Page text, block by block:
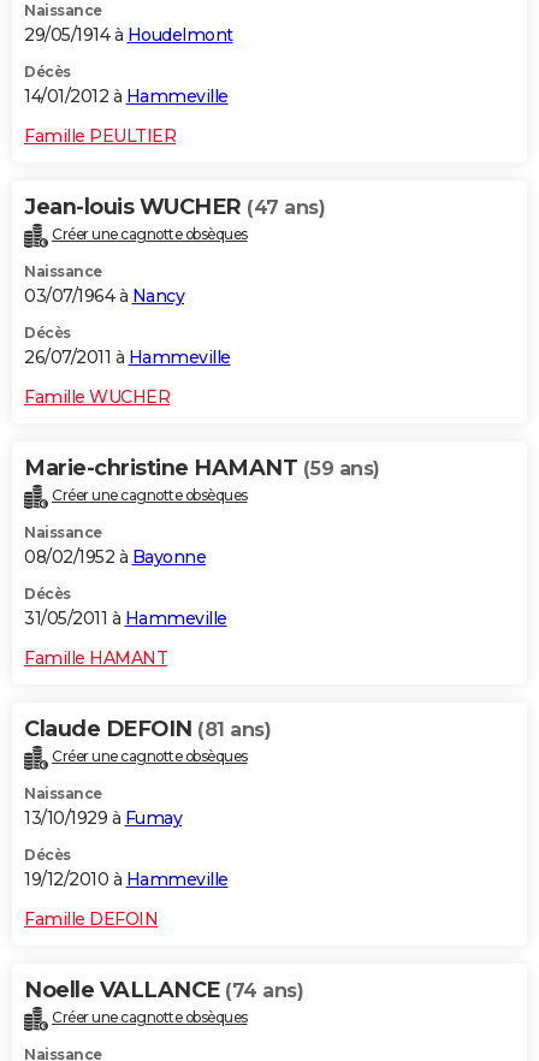
Naissance
29/05/1914 à Houdelmont
Décès
14/01/2012 à Hammeville
Famille PEULTIER
Jean-louis WUCHER (47 ans)
Créer une cagnotte obsèques
Naissance
03/07/1964 à Nancy
Décès
26/07/2011 à Hammeville
Famille WUCHER
Marie-christine HAMANT (59 ans)
Créer une cagnotte obsèques
Naissance
08/02/1952 à Bayonne
Décès
31/05/2011 à Hammeville
Famille HAMANT
Claude DEFOIN (81 ans)
Créer une cagnotte obsèques
Naissance
13/10/1929 à Fumay
Décès
19/12/2010 à Hammeville
Famille DEFOIN
Noelle VALLANCE (74 ans)
Créer une cagnotte obsèques
Naissance